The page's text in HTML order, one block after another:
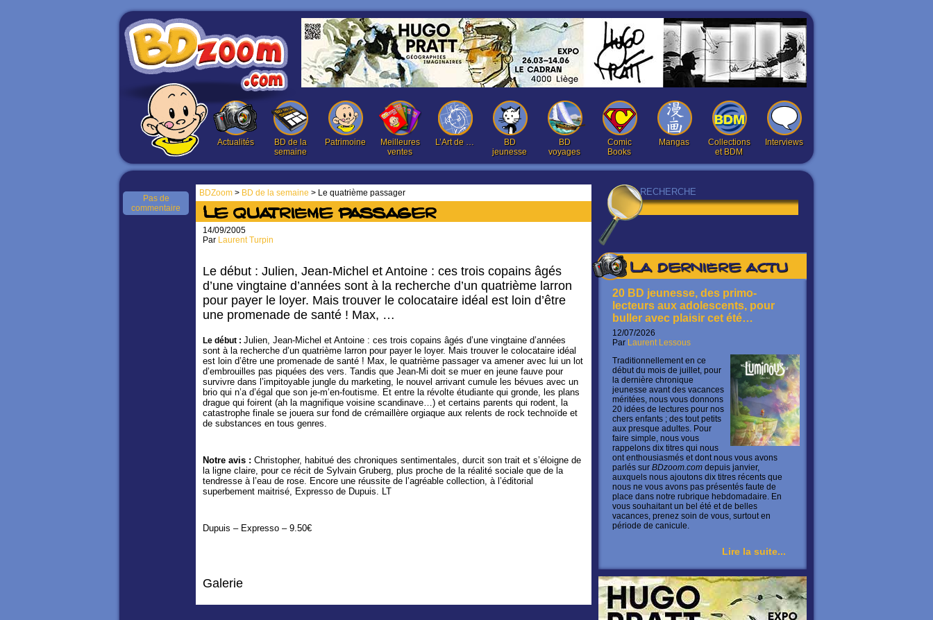
Actualités
BD de la
semaine
Patrimoine
Meilleures
ventes
L’Art de …
BD
jeunesse
BD
voyages
Comic
Books
Mangas
Collections
et BDM
Interviews
La dernière actu
20 BD jeunesse, des primo-
lecteurs aux adolescents, pour
buller avec plaisir cet été…
12/07/2026
Par Laurent Lessous
Traditionnellement en ce
début du mois de juillet, pour
la dernière chronique
jeunesse avant des vacances
méritées, nous vous donnons
20 idées de lectures pour nos
chers enfants ; des tout petits
aux presque adultes. Pour
faire simple, nous vous
rappelons dix titres qui nous
ont enthousiasmés et dont nous vous avons
parlés sur BDzoom.com depuis janvier,
auxquels nous ajoutons dix titres récents que
nous ne vous avons pas présentés faute de
place dans notre rubrique hebdomadaire. En
vous souhaitant un bel été et de belles
vacances, prenez soin de vous, surtout en
période de canicule.
Lire la suite...
BDZoom > BD de la semaine > Le quatrième passager
Pas de
commentaire
Le quatrième passager
14/09/2005
Par Laurent Turpin
Le début : Julien, Jean-Michel et Antoine : ces trois copains âgés
d’une vingtaine d’années sont à la recherche d’un quatrième larron
pour payer le loyer. Mais trouver le colocataire idéal est loin d’être
une promenade de santé ! Max, …
Le début : Julien, Jean-Michel et Antoine : ces trois copains âgés d’une vingtaine d’années
sont à la recherche d’un quatrième larron pour payer le loyer. Mais trouver le colocataire idéal
est loin d’être une promenade de santé ! Max, le quatrième passager va amener avec lui un lot
d’embrouilles pas piquées des vers. Tandis que Jean-Mi doit se muer en jeune fauve pour
survivre dans l’impitoyable jungle du marketing, le nouvel arrivant cumule les bévues avec un
brio qui n’a d’égal que son je-m’en-foutisme. Et entre la révolte étudiante qui gronde, les plans
drague qui foirent (ah la magnifique voisine scandinave…) et certains parents qui rodent, la
catastrophe finale se jouera sur fond de crémaillère orgiaque aux relents de rock technoïde et
de substances en tous genres.
Notre avis : Christopher, habitué des chroniques sentimentales, durcit son trait et s’éloigne de
la ligne claire, pour ce récit de Sylvain Gruberg, plus proche de la réalité sociale que de la
tendresse à l’eau de rose. Encore une réussite de l’agréable collection, à l’éditorial
superbement maitrisé, Expresso de Dupuis. LT
Dupuis – Expresso – 9.50€
Galerie